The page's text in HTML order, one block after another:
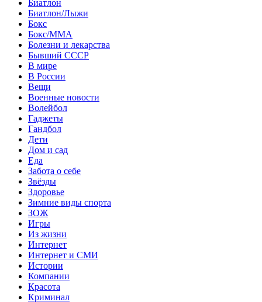
Биатлон
Биатлон/Лыжи
Бокс
Бокс/MMA
Болезни и лекарства
Бывший СССР
В мире
В России
Вещи
Военные новости
Волейбол
Гаджеты
Гандбол
Дети
Дом и сад
Еда
Забота о себе
Звёзды
Здоровье
Зимние виды спорта
ЗОЖ
Игры
Из жизни
Интернет
Интернет и СМИ
Истории
Компании
Красота
Криминал